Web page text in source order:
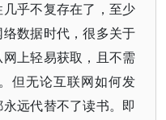
乎不复存在了，至少
数据时代，很多关于
上轻易获取，且不需
但无论互联网如何发
远代替不了读书。即